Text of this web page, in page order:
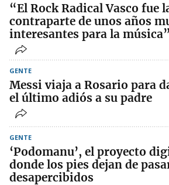
“El Rock Radical Vasco fue
contraparte de unos años
interesantes para la música”
GENTE
Messi viaja a Rosario para
el último adiós a su padre
GENTE
‘Podomanu’, el proyecto
donde los pies dejan de
desapercibidos